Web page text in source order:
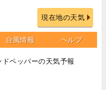
現在地の天気
台風情報 ヘルプ
ペッパーの天気予報